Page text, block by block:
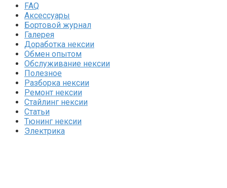
FAQ
Аксессуары
Бортовой журнал
Галерея
Доработка нексии
Обмен опытом
Обслуживание нексии
Полезное
Разборка нексии
Ремонт нексии
Стайлинг нексии
Статьи
Тюнинг нексии
Электрика